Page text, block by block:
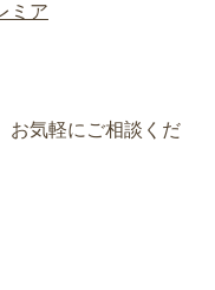
ミア
お気軽にご相談くだ